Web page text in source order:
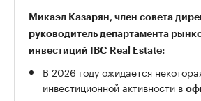
Микаэл Казарян, член совета
руководитель департамента
инвестиций IBC Real Estate:
В 2026 году ожидается
инвестиционной активности в